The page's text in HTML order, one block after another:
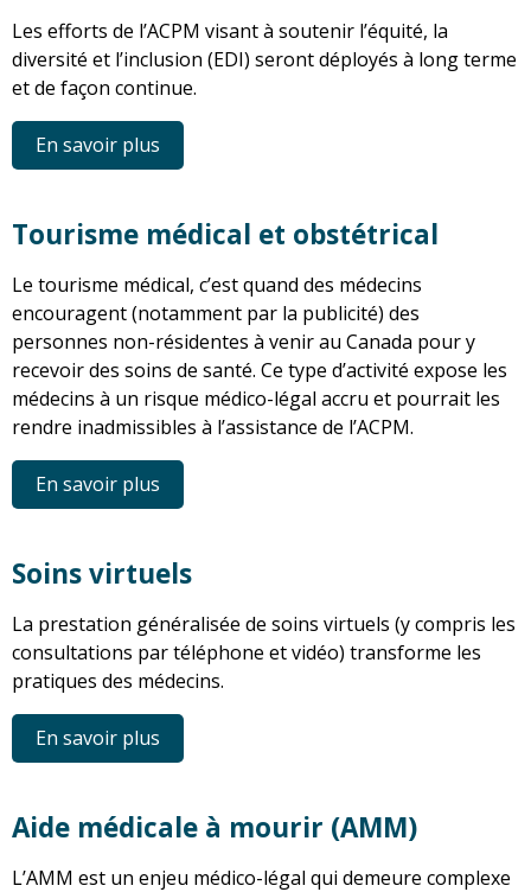
Les efforts de l’ACPM visant à soutenir l’équité, la
diversité et l’inclusion (EDI) seront déployés à long terme
et de façon continue.
En savoir plus
Tourisme médical et obstétrical
Le tourisme médical, c’est quand des médecins
encouragent (notamment par la publicité) des
personnes non-résidentes à venir au Canada pour y
recevoir des soins de santé. Ce type d’activité expose les
médecins à un risque médico-légal accru et pourrait les
rendre inadmissibles à l’assistance de l’ACPM.
En savoir plus
Soins virtuels
La prestation généralisée de soins virtuels (y compris les
consultations par téléphone et vidéo) transforme les
pratiques des médecins.
En savoir plus
Aide médicale à mourir (AMM)
L’AMM est un enjeu médico-légal qui demeure complexe